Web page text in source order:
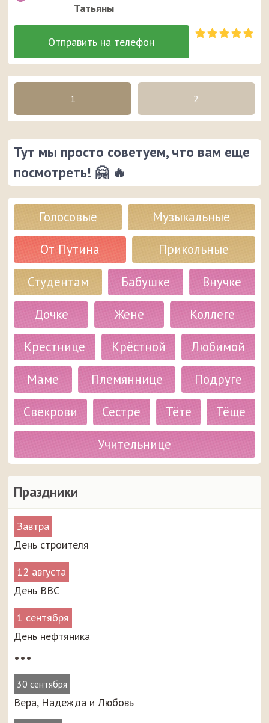
Праздники
Завтра
День строителя
12 августа
День ВВС
1 сентября
День нефтяника
•••
30 сентября
Вера, Надежда и Любовь
Татьяны
1 2
Тут мы просто советуем, что вам еще
посмотреть! 🤗 🔥
Голосовые
Музыкальные
От Путина
Прикольные
Студентам
Бабушке
Внучке
Дочке
Жене
Коллеге
Крестнице
Крёстной
Любимой
Маме
Племяннице
Подруге
Свекрови
Сестре Тёте
Тёще
Учительнице